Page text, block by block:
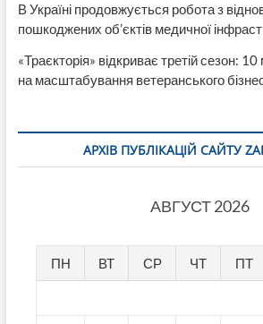
В Україні продовжується робота з
пошкоджених об’єктів медичної
«Траєкторія» відкриває третій сезон: 10
на масштабування ветеранського
АРХІВ ПУБЛІКАЦІЙ САЙТУ
АВГУСТ 2026
ПН ВТ СР ЧТ ПТ